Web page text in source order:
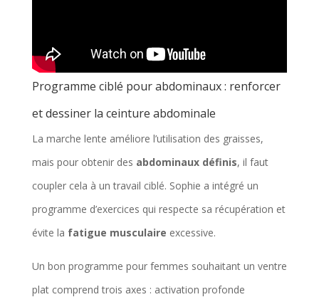
Programme ciblé pour abdominaux : renforcer
et dessiner la ceinture abdominale
La marche lente améliore l’utilisation des graisses,
mais pour obtenir des abdominaux définis, il faut
coupler cela à un travail ciblé. Sophie a intégré un
programme d’exercices qui respecte sa récupération et
évite la fatigue musculaire excessive.
Un bon programme pour femmes souhaitant un ventre
plat comprend trois axes : activation profonde